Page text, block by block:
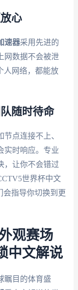
心
速器采用先进的
网数据不会被泄
人网络，都能放
随时待命
点连接不上、
实时响应。专业
，让你不会错过
世界杯中文
会指导你切换到更
观赛场
中文解说
瞩目的体育盛